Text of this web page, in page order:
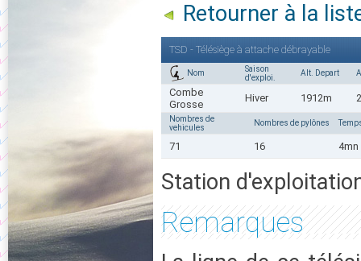
Retourner à la
TSD - Télésiège à attache débrayable
Nom
Saison
d'exploi.
Alt. Depart
Combe
Grosse
Hiver 1912m
Nombres de
vehicules
Nombres de pylônes
71 16 4mn
Station
Remarques